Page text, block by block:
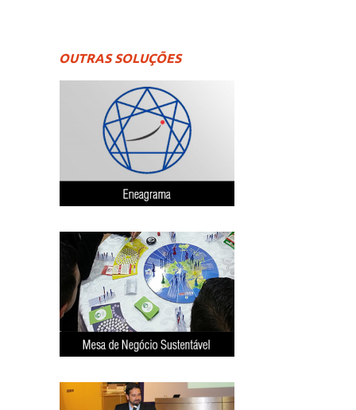
OUTRAS SOLUÇÕES